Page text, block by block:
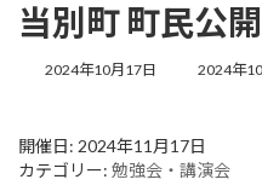
当別町 町民公
2024年10月17日
最
日
時
2024年
開催日: 2024年11月17日
カテゴリー: 勉強会・講演会